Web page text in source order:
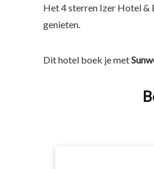
Het 4 sterren Izer Hotel &
genieten.
Dit hotel boek je met